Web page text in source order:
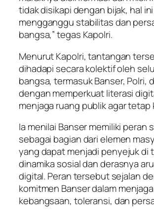
tidak disikapi dengan bijak, hal
mengganggu stabilitas dan
bangsa,” tegas Kapolri.
Menurut Kapolri, tantangan
dihadapi secara kolektif oleh
bangsa, termasuk Banser, Polri,
dengan memperkuat literasi
menjaga ruang publik agar tetap
Ia menilai Banser memiliki peran
sebagai bagian dari elemen
yang dapat menjadi penyejuk di
dinamika sosial dan derasnya
digital. Peran tersebut sejalan
komitmen Banser dalam
kebangsaan, toleransi, dan